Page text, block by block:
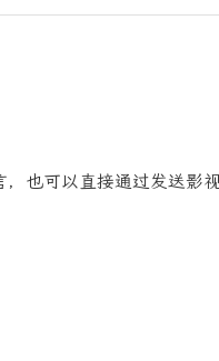
也可以直接通过发送影